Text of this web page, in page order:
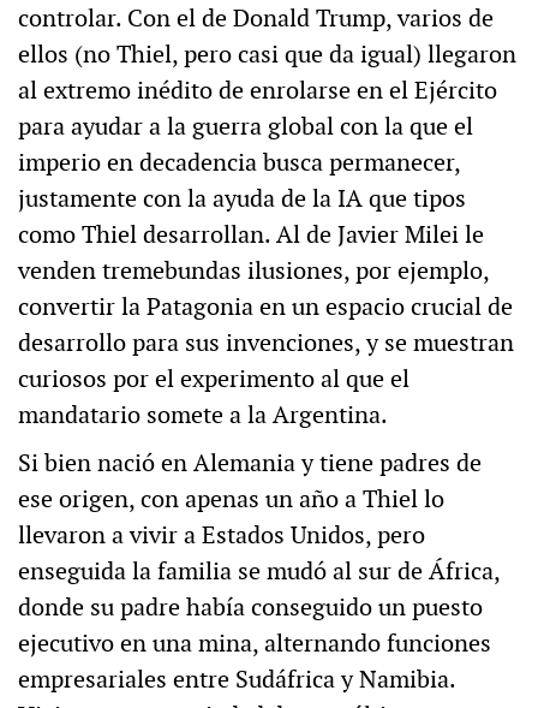
controlar. Con el de Donald Trump, varios de
ellos (no Thiel, pero casi que da igual) llegaron
al extremo inédito de enrolarse en el Ejército
para ayudar a la guerra global con la que el
imperio en decadencia busca permanecer,
justamente con la ayuda de la IA que tipos
como Thiel desarrollan. Al de Javier Milei le
venden tremebundas ilusiones, por ejemplo,
convertir la Patagonia en un espacio crucial de
desarrollo para sus invenciones, y se muestran
curiosos por el experimento al que el
mandatario somete a la Argentina.
Si bien nació en Alemania y tiene padres de
ese origen, con apenas un año a Thiel lo
llevaron a vivir a Estados Unidos, pero
enseguida la familia se mudó al sur de África,
donde su padre había conseguido un puesto
ejecutivo en una mina, alternando funciones
empresariales entre Sudáfrica y Namibia.